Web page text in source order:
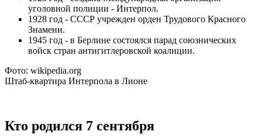
уголовной полиции - Интерпол.
1928 год - СССР учрежден орден Трудового Красного
Знамени.
1945 год - в Берлине состоялся парад союзнических
войск стран антигитлеровской коалиции.
Фото: wikipedia.org
Штаб-квартира Интерпола в Лионе
Кто родился 7 сентября